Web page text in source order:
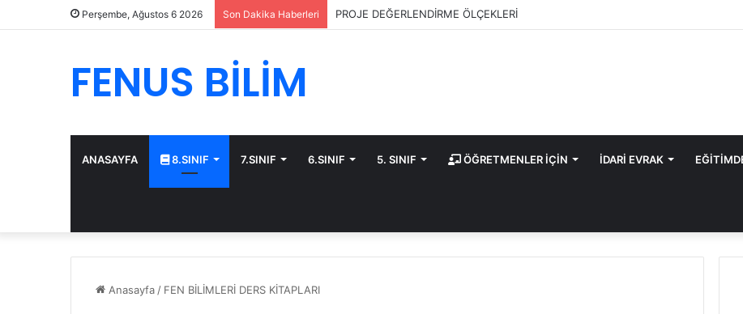
Perşembe, Ağustos 6 2026 Son Dakika Haberleri PROJE DEĞERLENDİRME ÖLÇEKLERİ
FENUS BİLİM
ANASAYFA 8.SINIF 7.SINIF 6.SINIF 5. SINIF ÖĞRETMENLER İÇİN İDARİ EVRAK
Anasayfa / FEN BİLİMLERİ DERS KİTAPLARI